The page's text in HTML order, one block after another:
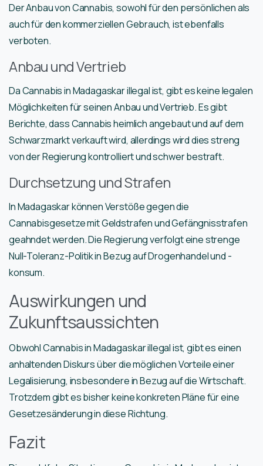
Der Anbau von Cannabis, sowohl für den persönlichen als
auch für den kommerziellen Gebrauch, ist ebenfalls
verboten.
Anbau und Vertrieb
Da Cannabis in Madagaskar illegal ist, gibt es keine legalen
Möglichkeiten für seinen Anbau und Vertrieb. Es gibt
Berichte, dass Cannabis heimlich angebaut und auf dem
Schwarzmarkt verkauft wird, allerdings wird dies streng
von der Regierung kontrolliert und schwer bestraft.
Durchsetzung und Strafen
In Madagaskar können Verstöße gegen die
Cannabisgesetze mit Geldstrafen und Gefängnisstrafen
geahndet werden. Die Regierung verfolgt eine strenge
Null-Toleranz-Politik in Bezug auf Drogenhandel und -
konsum.
Auswirkungen und
Zukunftsaussichten
Obwohl Cannabis in Madagaskar illegal ist, gibt es einen
anhaltenden Diskurs über die möglichen Vorteile einer
Legalisierung, insbesondere in Bezug auf die Wirtschaft.
Trotzdem gibt es bisher keine konkreten Pläne für eine
Gesetzesänderung in diese Richtung.
Fazit